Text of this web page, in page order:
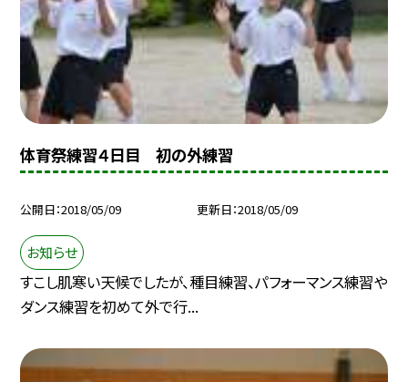
体育祭練習４日目 初の外練習
公開日 2018/05/09 更新日 2018/05/09
お知らせ
すこし肌寒い天候でしたが、種目練習、パフォーマンス練習や
ダンス練習を初めて外で行...